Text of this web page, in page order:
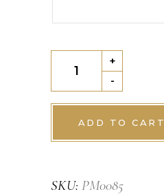
Assorted
Fruits
in
-
+
ADD TO CART
SKU: PM0085